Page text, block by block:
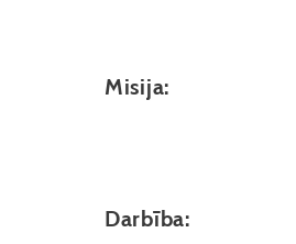
Misija:
Darbība: